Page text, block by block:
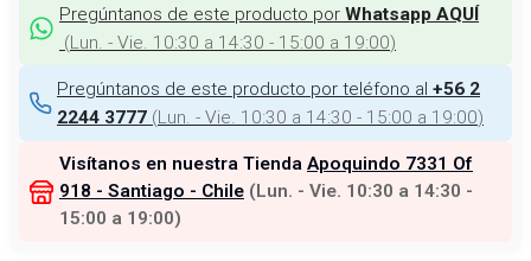
Pregúntanos de este producto por Whatsapp AQUÍ
(Lun. - Vie. 10:30 a 14:30 - 15:00 a 19:00)
Pregúntanos de este producto por teléfono al +56 2
2244 3777 (Lun. - Vie. 10:30 a 14:30 - 15:00 a 19:00)
Visítanos en nuestra Tienda Apoquindo 7331 Of
918 - Santiago - Chile (Lun. - Vie. 10:30 a 14:30 -
15:00 a 19:00)